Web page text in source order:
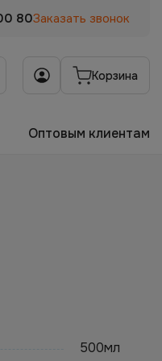
80Заказать звонок
Корзина
Оптовым клиентам
500мл